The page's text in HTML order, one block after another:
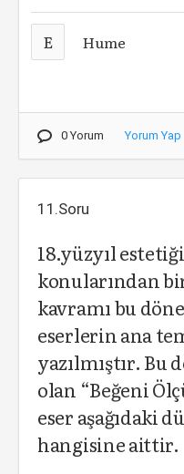
E Hume
0 Yorum Yorum Yap
11.Soru
18.yüzyıl
konularından
kavramı bu
eserlerin ana
yazılmıştır. Bu
olan “Beğeni
eser aşağıdaki
hangisine aittir.